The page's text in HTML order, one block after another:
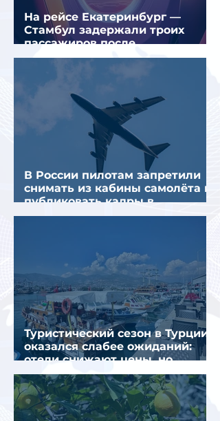
На рейсе Екатеринбург —
Стамбул задержали троих
пассажиров после
предполагаемой серии краж
В России пилотам запретили
снимать из кабины самолёта и
публиковать кадры в
интернете
Туристический сезон в Турции
оказался слабее ожиданий:
отели снижают цены, но
загрузка остается низкой